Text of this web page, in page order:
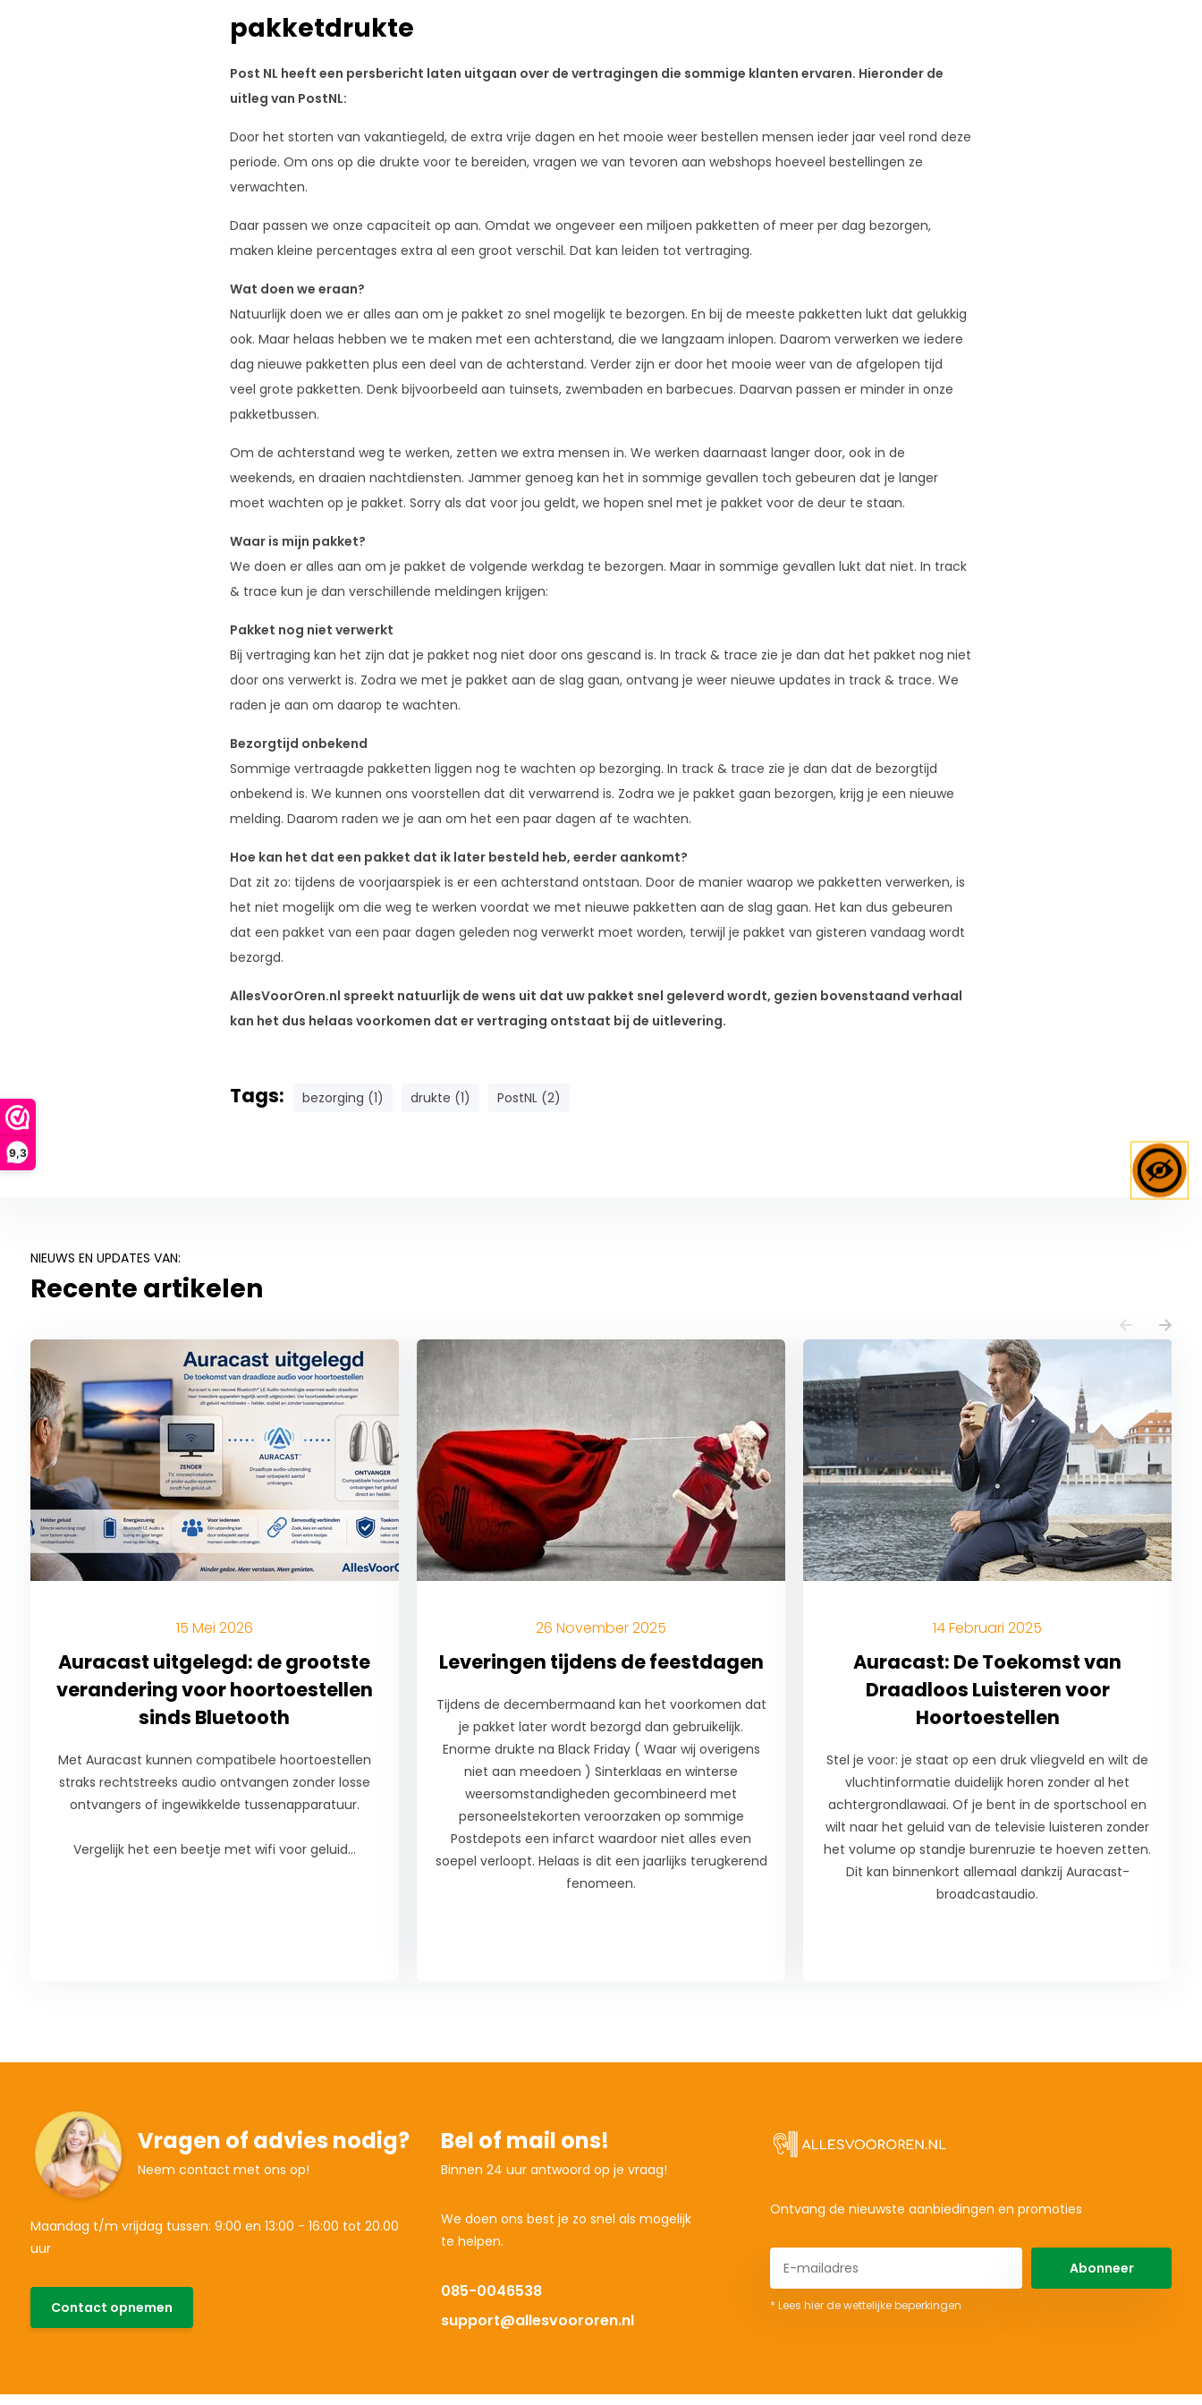
9,3
pakketdrukte
Post NL heeft een persbericht laten uitgaan over de vertragingen die sommige klanten ervaren. Hieronder de
uitleg van PostNL:
Door het storten van vakantiegeld, de extra vrije dagen en het mooie weer bestellen mensen ieder jaar veel rond deze
periode. Om ons op die drukte voor te bereiden, vragen we van tevoren aan webshops hoeveel bestellingen ze
verwachten.
Daar passen we onze capaciteit op aan. Omdat we ongeveer een miljoen pakketten of meer per dag bezorgen,
maken kleine percentages extra al een groot verschil. Dat kan leiden tot vertraging.
Wat doen we eraan?
Natuurlijk doen we er alles aan om je pakket zo snel mogelijk te bezorgen. En bij de meeste pakketten lukt dat gelukkig
ook. Maar helaas hebben we te maken met een achterstand, die we langzaam inlopen. Daarom verwerken we iedere
dag nieuwe pakketten plus een deel van de achterstand. Verder zijn er door het mooie weer van de afgelopen tijd
veel grote pakketten. Denk bijvoorbeeld aan tuinsets, zwembaden en barbecues. Daarvan passen er minder in onze
pakketbussen.
Om de achterstand weg te werken, zetten we extra mensen in. We werken daarnaast langer door, ook in de
weekends, en draaien nachtdiensten. Jammer genoeg kan het in sommige gevallen toch gebeuren dat je langer
moet wachten op je pakket. Sorry als dat voor jou geldt, we hopen snel met je pakket voor de deur te staan.
Waar is mijn pakket?
We doen er alles aan om je pakket de volgende werkdag te bezorgen. Maar in sommige gevallen lukt dat niet. In track
& trace kun je dan verschillende meldingen krijgen:
Pakket nog niet verwerkt
Bij vertraging kan het zijn dat je pakket nog niet door ons gescand is. In track & trace zie je dan dat het pakket nog niet
door ons verwerkt is. Zodra we met je pakket aan de slag gaan, ontvang je weer nieuwe updates in track & trace. We
raden je aan om daarop te wachten.
Bezorgtijd onbekend
Sommige vertraagde pakketten liggen nog te wachten op bezorging. In track & trace zie je dan dat de bezorgtijd
onbekend is. We kunnen ons voorstellen dat dit verwarrend is. Zodra we je pakket gaan bezorgen, krijg je een nieuwe
melding. Daarom raden we je aan om het een paar dagen af te wachten.
Hoe kan het dat een pakket dat ik later besteld heb, eerder aankomt?
Dat zit zo: tijdens de voorjaarspiek is er een achterstand ontstaan. Door de manier waarop we pakketten verwerken, is
het niet mogelijk om die weg te werken voordat we met nieuwe pakketten aan de slag gaan. Het kan dus gebeuren
dat een pakket van een paar dagen geleden nog verwerkt moet worden, terwijl je pakket van gisteren vandaag wordt
bezorgd.
AllesVoorOren.nl spreekt natuurlijk de wens uit dat uw pakket snel geleverd wordt, gezien bovenstaand verhaal
kan het dus helaas voorkomen dat er vertraging ontstaat bij de uitlevering.
Tags: bezorging (1) drukte (1) PostNL (2)
NIEUWS EN UPDATES VAN:
Recente artikelen
15 Mei 2026
Auracast uitgelegd: de grootste
verandering voor hoortoestellen
sinds Bluetooth
Met Auracast kunnen compatibele hoortoestellen
straks rechtstreeks audio ontvangen zonder losse
ontvangers of ingewikkelde tussenapparatuur.
Vergelijk het een beetje met wifi voor geluid...
26 November 2025
Leveringen tijdens de feestdagen
Tijdens de decembermaand kan het voorkomen dat
je pakket later wordt bezorgd dan gebruikelijk.
Enorme drukte na Black Friday ( Waar wij overigens
niet aan meedoen ) Sinterklaas en winterse
weersomstandigheden gecombineerd met
personeelstekorten veroorzaken op sommige
Postdepots een infarct waardoor niet alles even
soepel verloopt. Helaas is dit een jaarlijks terugkerend
fenomeen.
14 Februari 2025
Auracast: De Toekomst van
Draadloos Luisteren voor
Hoortoestellen
Stel je voor: je staat op een druk vliegveld en wilt de
vluchtinformatie duidelijk horen zonder al het
achtergrondlawaai. Of je bent in de sportschool en
wilt naar het geluid van de televisie luisteren zonder
het volume op standje burenruzie te hoeven zetten.
Dit kan binnenkort allemaal dankzij Auracast-
broadcastaudio.
Vragen of advies nodig?
Neem contact met ons op!
Maandag t/m vrijdag tussen: 9:00 en 13:00 - 16:00 tot 20.00
uur
Contact opnemen
Bel of mail ons!
Binnen 24 uur antwoord op je vraag!
We doen ons best je zo snel als mogelijk
te helpen.
085-0046538
support@allesvoororen.nl
Ontvang de nieuwste aanbiedingen en promoties
Abonneer
* Lees hier de wettelijke beperkingen